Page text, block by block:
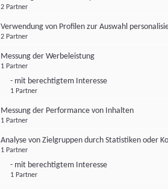
2 Partner
Verwendung von Profilen zur Auswahl
2 Partner
Messung der Werbeleistung
1 Partner
- mit berechtigtem Interesse
1 Partner
Messung der Performance von Inhalten
1 Partner
Analyse von Zielgruppen durch Statistiken oder
1 Partner
- mit berechtigtem Interesse
1 Partner